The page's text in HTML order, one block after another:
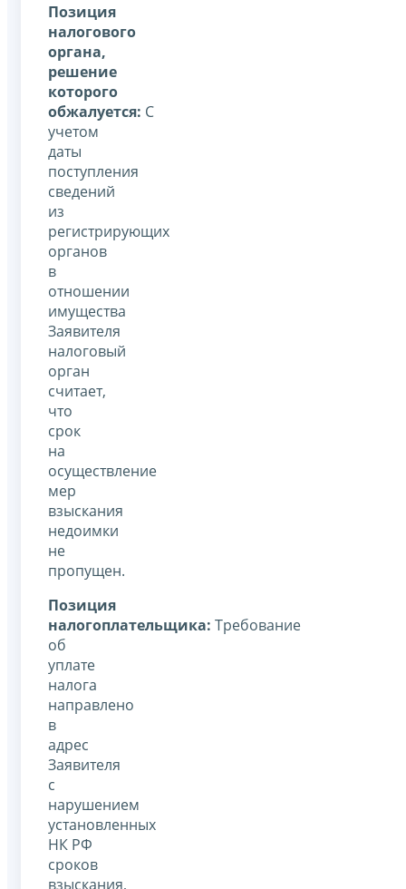
Позиция
налогового
органа,
решение
которого
обжалуется: С
учетом
даты
поступления
сведений
из
регистрирующих
органов
в
отношении
имущества
Заявителя
налоговый
орган
считает,
что
срок
на
осуществление
мер
взыскания
недоимки
не
пропущен.
Позиция
налогоплательщика: Требование
об
уплате
налога
направлено
в
адрес
Заявителя
с
нарушением
установленных
НК РФ
сроков
взыскания,